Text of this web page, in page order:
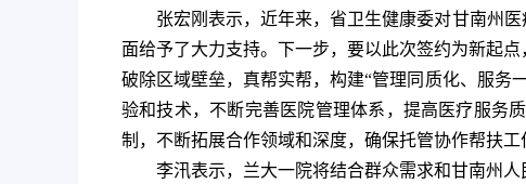
张宏刚表示，近年来，省卫生健康委对甘南州
面给予了大力支持。下一步，要以此次签约为新起
破除区域壁垒，真帮实帮，构建“管理同质化、服务
验和技术，不断完善医院管理体系，提高医疗服务
制，不断拓展合作领域和深度，确保托管协作帮扶工
李汛表示，兰大一院将结合群众需求和甘南州